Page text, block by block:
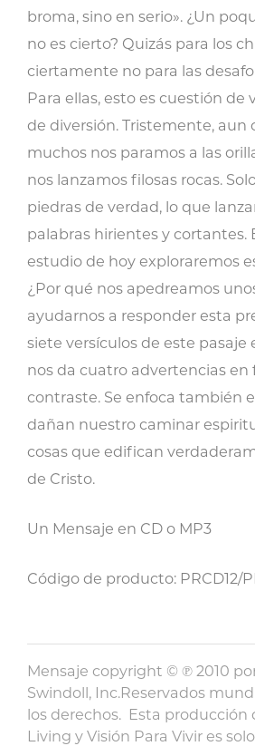
otros?
cantidad
broma, sino en serio». ¿Un
no es cierto? Quizás para los
ciertamente no para las
Para ellas, esto es cuestión de
de diversión. Tristemente, aun
muchos nos paramos a las
nos lanzamos filosas rocas.
piedras de verdad, lo que
palabras hirientes y cortantes.
estudio de hoy exploraremos
¿Por qué nos apedreamos
ayudarnos a responder esta
siete versículos de este pasaje
nos da cuatro advertencias en
contraste. Se enfoca también
dañan nuestro caminar
cosas que edifican
de Cristo.
Un Mensaje en CD o MP3
Código de producto: PRCD12/
Mensaje copyright © ℗ 2010
Swindoll, Inc.Reservados
los derechos. Esta producción
Living y Visión Para Vivir es